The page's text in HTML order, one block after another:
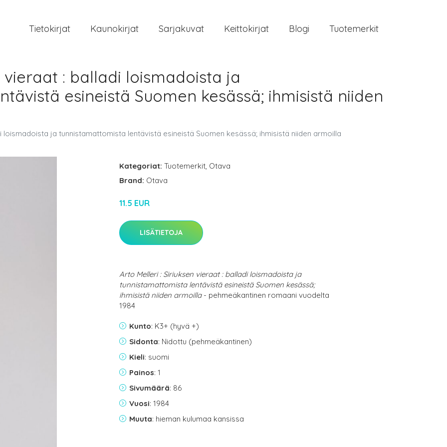
Tietokirjat Kaunokirjat Sarjakuvat Keittokirjat Blogi Tuotemerkit
vieraat : balladi loismadoista ja
esineistä Suomen kesässä; ihmisistä niiden
loismadoista ja tunnistamattomista lentävistä esineistä Suomen kesässä; ihmisistä niiden armoilla
Kategoriat: Tuotemerkit, Otava
Brand: Otava
11.5 EUR
LISÄTIETOJA
Arto Melleri : Siriuksen vieraat : balladi loismadoista ja
tunnistamattomista lentävistä esineistä Suomen kesässä;
ihmisistä niiden armoilla- pehmeäkantinen romaani vuodelta
1984
Kunto: K3+ (hyvä +)
Sidonta: Nidottu (pehmeäkantinen)
Kieli: suomi
Painos: 1
Sivumäärä: 86
Vuosi: 1984
Muuta: hieman kulumaa kansissa